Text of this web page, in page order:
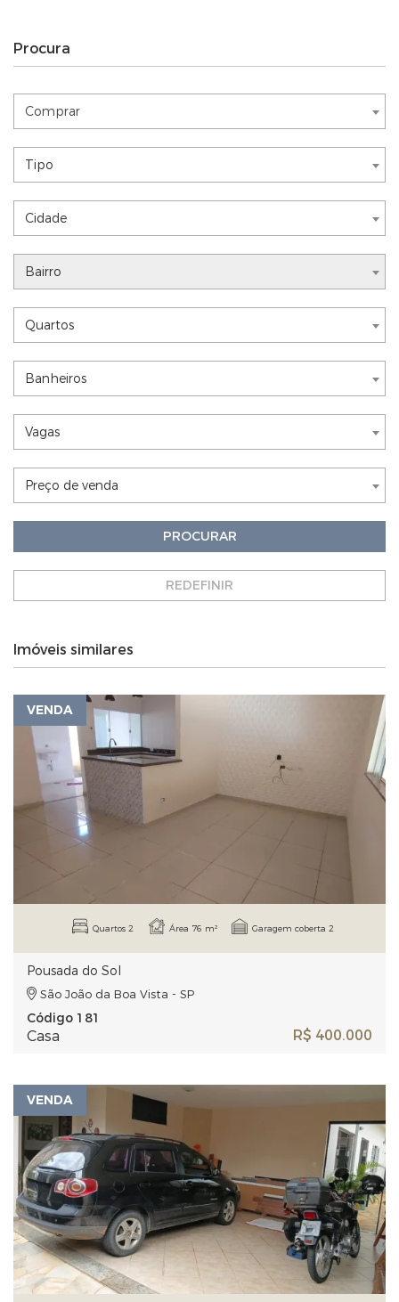
Procura
Comprar
Comprar
Nothing selected
Tipo
Nothing selected
Cidade
Nothing selected
Bairro
Nothing selected
Quartos
Nothing selected
Banheiros
Nothing selected
Vagas
Nothing selected
Preço de venda
PROCURAR
REDEFINIR
Imóveis similares
VENDA
Quartos 2 Área 76 m² Garagem coberta 2
Pousada do Sol
São João da Boa Vista - SP
Código 181
Casa R$ 400.000
VENDA